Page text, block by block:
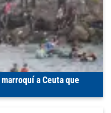
a Ceuta que